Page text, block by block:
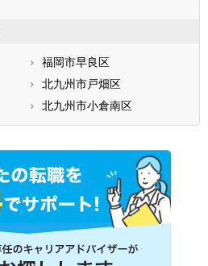
福岡市早良区
北九州市戸畑区
北九州市小倉南区